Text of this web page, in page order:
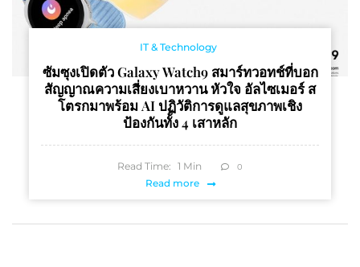
IT & Technology
ซัมซุงเปิดตัว Galaxy Watch9 สมาร์ทวอทช์ที่บอก
สัญญาณความเสี่ยงเบาหวาน หัวใจ อัลไซเมอร์ ส
โตรกมาพร้อม AI ปฏิวัติการดูแลสุขภาพเชิง
ป้องกันทั้ง 4 เสาหลัก
Read Time: 1 Min 0
Read more